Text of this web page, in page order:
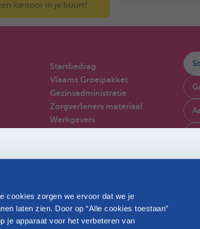
cookies zorgen we ervoor dat we je
laten zien. Door op “Alle cookies toestaan”
je apparaat voor het verbeteren van
kantoor in je buurt!
Startbedrag
Vlaams Groeipakket
Gezinsadministratie
Zorgverleners materiaal
Werkgevers
Huizen van het kind